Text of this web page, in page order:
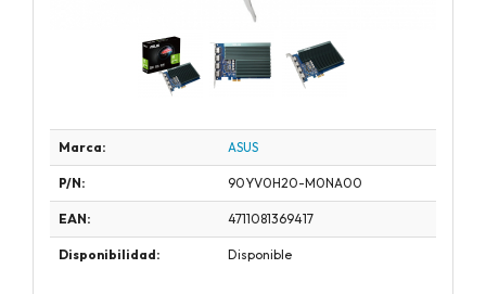
Marca: ASUS
P/N: 90YV0H20-M0NA00
EAN: 4711081369417
Disponibilidad: Disponible